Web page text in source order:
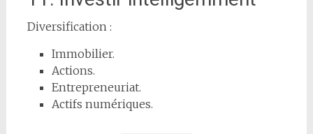
Diversification :
Immobilier.
Actions.
Entrepreneuriat.
Actifs numériques.